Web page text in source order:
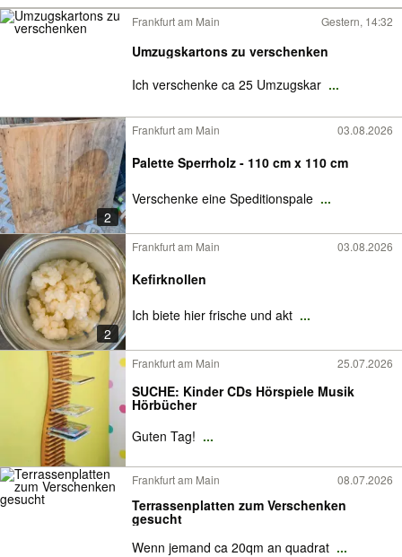
Frankfurt am Main Gestern, 14:32
Umzugskartons zu verschenken
Ich verschenke ca 25 Umzugskar ...
2
Frankfurt am Main 03.08.2026
Palette Sperrholz - 110 cm x 110 cm
Verschenke eine Speditionspale ...
2
Frankfurt am Main 03.08.2026
Kefirknollen
Ich biete hier frische und akt ...
Frankfurt am Main 25.07.2026
SUCHE: Kinder CDs Hörspiele Musik
Hörbücher
Guten Tag! ...
Frankfurt am Main 08.07.2026
Terrassenplatten zum Verschenken
gesucht
Wenn jemand ca 20qm an quadrat ...